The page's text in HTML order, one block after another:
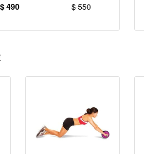
$ 490 $ 550